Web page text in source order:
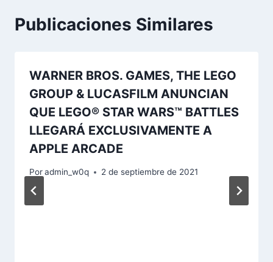
Publicaciones Similares
WARNER BROS. GAMES, THE LEGO
GROUP & LUCASFILM ANUNCIAN
QUE LEGO® STAR WARS™ BATTLES
LLEGARÁ EXCLUSIVAMENTE A
APPLE ARCADE
Poradmin_w0q 2 de septiembre de 2021